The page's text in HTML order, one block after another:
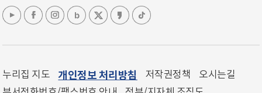
누리집 지도 개인정보 처리방침 저작권정책
오시는길